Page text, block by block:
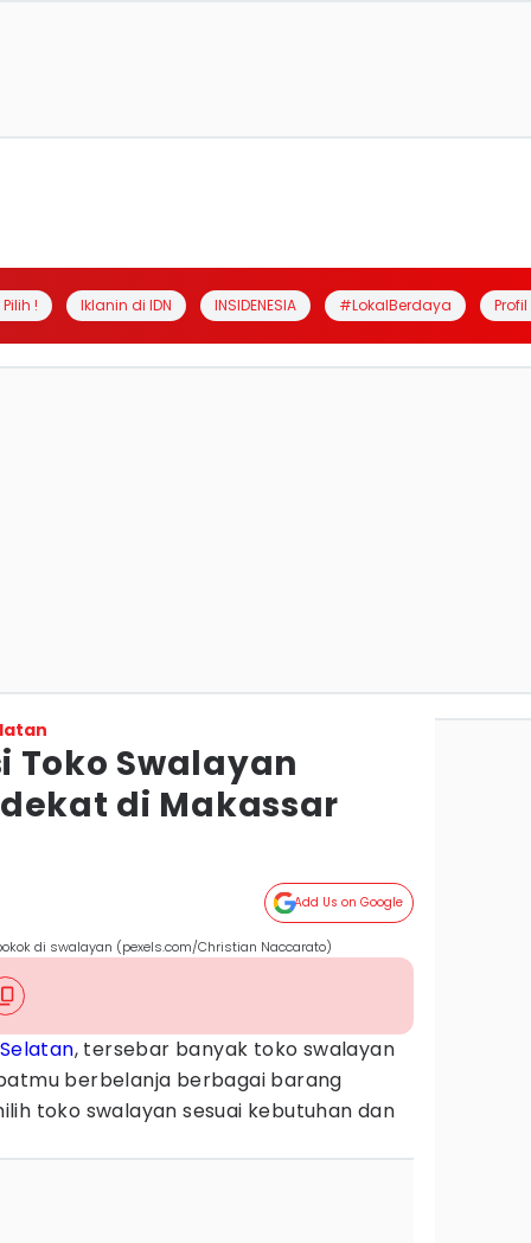
! Iklanin di IDN INSIDENESIA #LokalBerdaya
Toko Swalayan
di Makassar
Add Us on Google
di swalayan (pexels.com/Christian Naccarato)
, tersebar banyak toko swalayan
berbelanja berbagai barang
toko swalayan sesuai kebutuhan dan